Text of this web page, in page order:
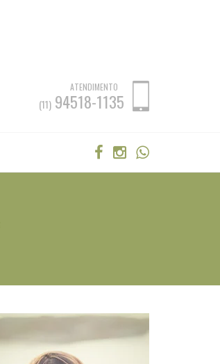
ATENDIMENTO
(11) 94518-1135